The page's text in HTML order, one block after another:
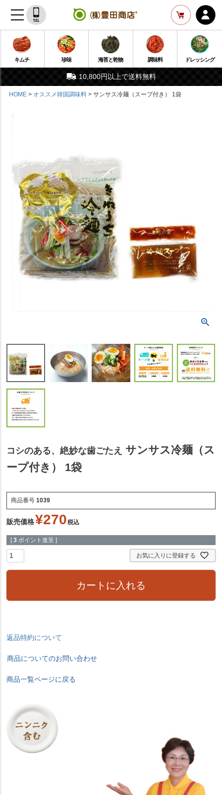
キムチ 珍味 海苔と乾物 調味料 ドレッシング
10,800円以上で送料無料
HOME オススメ韓国調味料 サンサス冷麺（スープ付き） 1袋
コシのある、絶妙な歯ごたえ サンサス冷麺（ス
ープ付き） 1袋
商品番号 1039
販売価格¥270税込
[ 3 ポイント進呈 ]
お気に入りに登録する
カートに入れる
返品特約について
商品についてのお問い合わせ
商品一覧ページに戻る